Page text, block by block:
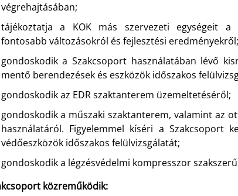
végrehajtásában;
tájékoztatja a KOK más szervezeti egységeit a
fontosabb változásokról és fejlesztési eredményekről;
gondoskodik a Szakcsoport használatában lévő
mentő berendezések és eszközök időszakos
gondoskodik az EDR szaktanterem üzemeltetéséről;
gondoskodik a műszaki szaktanterem, valamint az
használatáról. Figyelemmel kíséri a Szakcsoport
védőeszközök időszakos felülvizsgálatát;
gondoskodik a légzésvédelmi kompresszor
közreműködik: